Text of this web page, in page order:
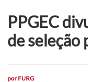
PPGEC
de seleção
por FURG